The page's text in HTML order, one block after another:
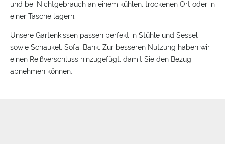
und bei Nichtgebrauch an einem kühlen, trockenen Ort oder in
einer Tasche lagern.
Unsere Gartenkissen passen perfekt in Stühle und Sessel
sowie Schaukel, Sofa, Bank. Zur besseren Nutzung haben wir
einen Reißverschluss hinzugefügt, damit Sie den Bezug
abnehmen können.